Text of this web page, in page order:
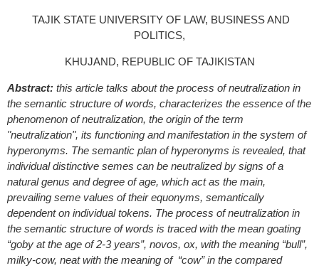
TAJIK STATE UNIVERSITY OF LAW, BUSINESS AND
POLITICS,
KHUJAND, REPUBLIC OF TAJIKISTAN
Abstract: this article talks about the process of neutralization in
the semantic structure of words, characterizes the essence of the
phenomenon of neutralization, the origin of the term
"neutralization", its functioning and manifestation in the system of
hyperonyms. The semantic plan of hyperonyms is revealed, that
individual distinctive semes can be neutralized by signs of a
natural genus and degree of age, which act as the main,
prevailing seme values of their equonyms, semantically
dependent on individual tokens. The process of neutralization in
the semantic structure of words is traced with the mean goating
“goby at the age of 2-3 years”, novos, ox, with the meaning “bull”,
milky-cow, neat with the meaning of “cow” in the compared